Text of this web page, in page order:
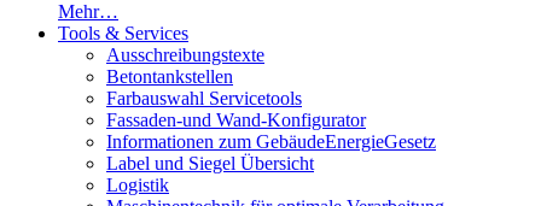
Mehr…
Tools & Services
Ausschreibungstexte
Betontankstellen
Farbauswahl Servicetools
Fassaden-und Wand-Konfigurator
Informationen zum GebäudeEnergieGesetz
Label und Siegel Übersicht
Logistik